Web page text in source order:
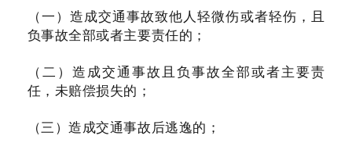
（一）造成交通事故致他人轻微伤或者轻伤，且
负事故全部或者主要责任的；
（二）造成交通事故且负事故全部或者主要责
任，未赔偿损失的；
（三）造成交通事故后逃逸的；